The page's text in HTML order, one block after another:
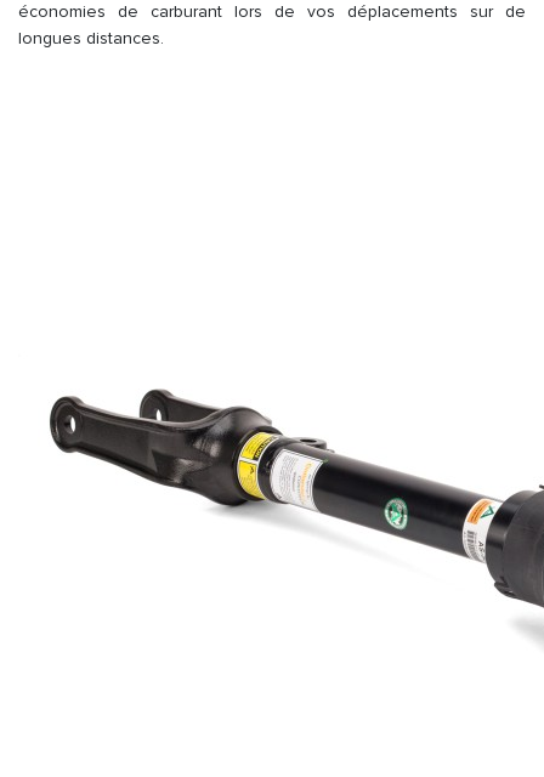
économies de carburant lors de vos déplacements sur de
longues distances.